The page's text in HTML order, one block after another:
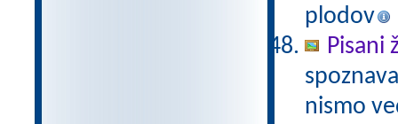
plodov
Pisani
nismo